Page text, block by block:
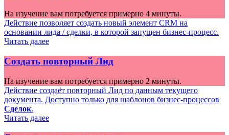
На изучение вам потребуется примерно 4 минуты.
Действие позволяет создать новый элемент CRM на
основании лида / сделки, в которой запущен бизнес-процесс.
Читать далее
Создать повторный Лид
На изучение вам потребуется примерно 2 минуты.
Действие создаёт повторный Лид по данным текущего
документа. Доступно только для шаблонов бизнес-процессов
Сделок.
Читать далее